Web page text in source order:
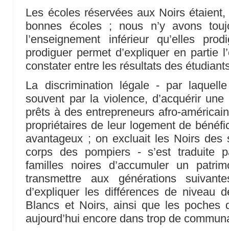
Les écoles réservées aux Noirs
bonnes écoles ; nous n’y avons
l’enseignement inférieur qu’elles
prodiguer permet d’expliquer en partie
constater entre les résultats des
La discrimination légale - par
souvent par la violence, d’acquérir
prêts à des entrepreneurs afro-
propriétaires de leur logement de
avantageux ; on excluait les Noirs des
corps des pompiers - s’est traduite
familles noires d’accumuler un
transmettre aux générations
d’expliquer les différences de niveau
Blancs et Noirs, ainsi que les poches
aujourd’hui encore dans trop de